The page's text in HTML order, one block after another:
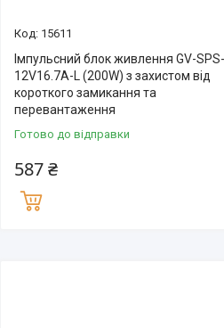
15611
Імпульсний блок живлення GV-
12V16.7A-L (200W) з захистом від
короткого замикання та
перевантаження
Готово до відправки
587 ₴